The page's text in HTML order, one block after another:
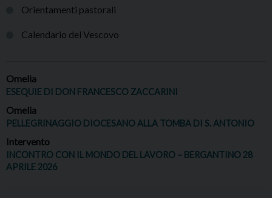
Orientamenti pastorali
Calendario del Vescovo
Omelia
ESEQUIE DI DON FRANCESCO ZACCARINI
Omelia
PELLEGRINAGGIO DIOCESANO ALLA TOMBA DI S. ANTONIO
Intervento
INCONTRO CON IL MONDO DEL LAVORO – BERGANTINO 28
APRILE 2026